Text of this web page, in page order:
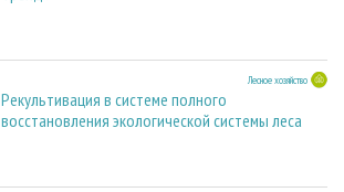
Лесное хозяйство
Рекультивация в системе полного
восстановления экологической системы леса